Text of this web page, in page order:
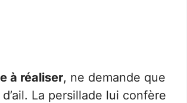
à réaliser, ne demande que
La persillade lui confère